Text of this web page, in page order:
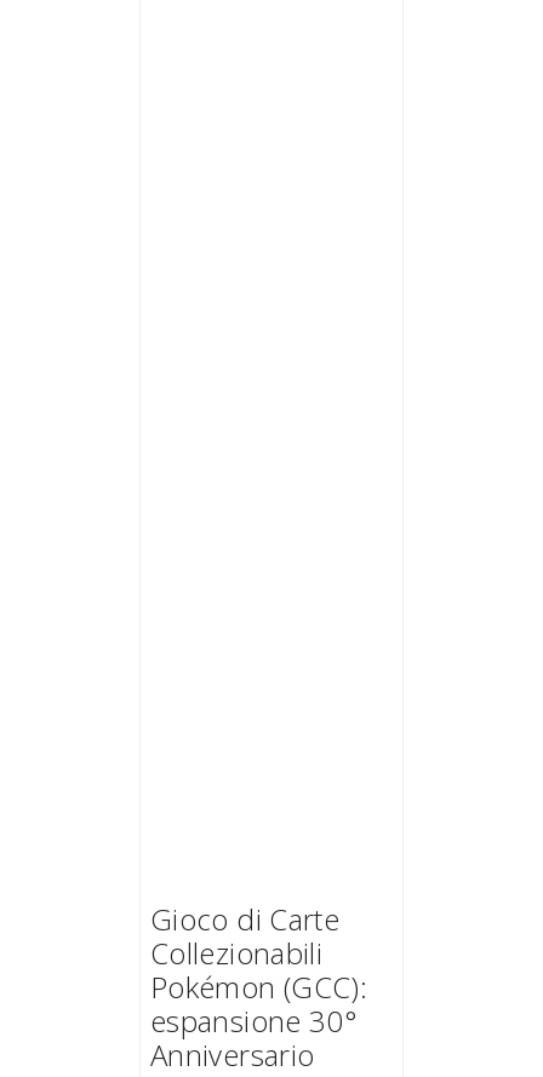
Gioco di Carte
Collezionabili
Pokémon (GCC):
espansione 30°
Anniversario